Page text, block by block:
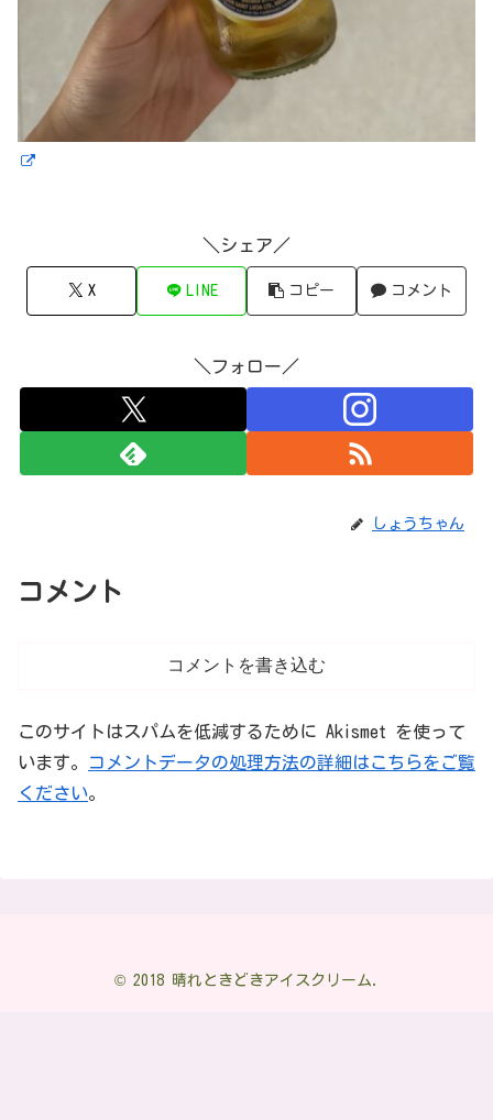
＼シェア／
X LINE コピー コメント
＼フォロー／
しょうちゃん
コメント
コメントを書き込む
このサイトはスパムを低減するために Akismet を使って
います。
コメントデータの処理方法の詳細はこちらをご覧
ください。
© 2018 晴れときどきアイスクリーム.